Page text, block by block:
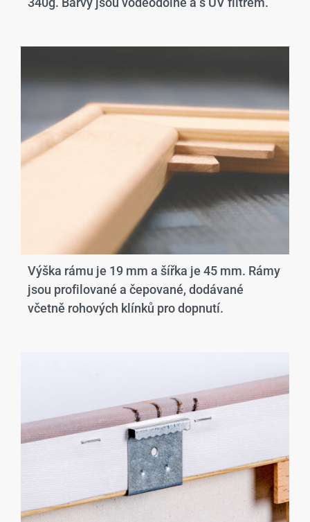
Výška rámu je 19 mm a šířka je 45 mm. Rámy
jsou profilované a čepované, dodávané
včetně rohových klínků pro dopnutí.